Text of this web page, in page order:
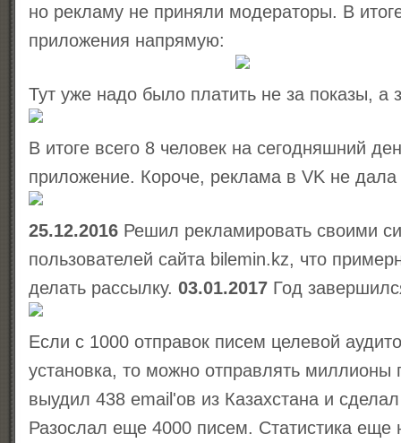
но рекламу не приняли модераторы. В
приложения напрямую:
Тут уже надо было платить не за показы, а
В итоге всего 8 человек на сегодняшний
приложение. Короче, реклама в VK не дала
25.12.2016 Решил рекламировать своими
пользователей сайта bilemin.kz, что
делать рассылку. 03.01.2017 Год
Если с 1000 отправок писем целевой
установка, то можно отправлять миллионы
выудил 438 email'ов из Казахстана и
Разослал еще 4000 писем. Статистика еще